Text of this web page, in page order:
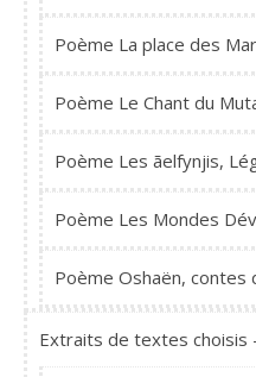
Poème La place des
Poème Le Chant du
Poème Les ãelfynjis,
Poème Les Mondes
Poème Oshaën, contes
Extraits de textes choisis